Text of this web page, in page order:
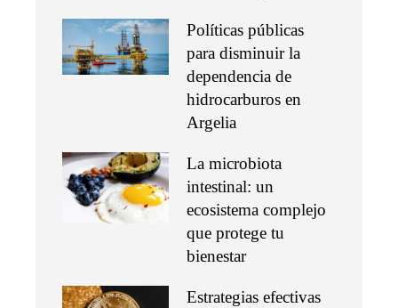
Políticas públicas
para disminuir la
dependencia de
hidrocarburos en
Argelia
La microbiota
intestinal: un
ecosistema complejo
que protege tu
bienestar
Estrategias efectivas